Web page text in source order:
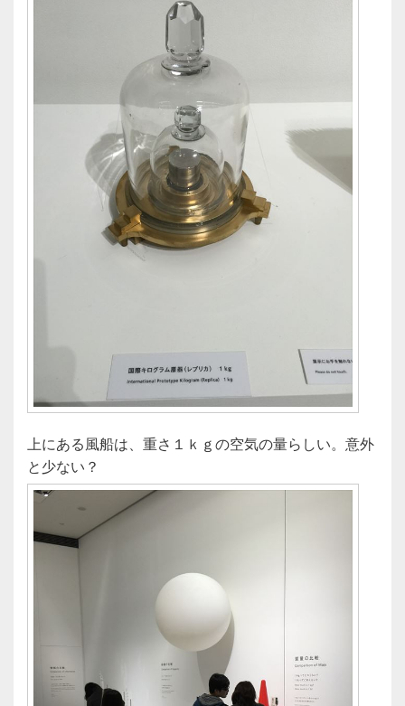
上にある風船は、重さ１ｋｇの空気の量らしい。意外
と少ない？